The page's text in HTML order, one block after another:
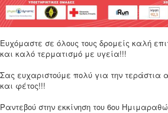
Ευχόμαστε σε όλους τους δρομείς καλή
και καλό τερματισμό με υγεία!!!
Σας ευχαριστούμε πολύ για την τεράστια
και φέτος!!!
Ραντεβού στην εκκίνηση του 6ου